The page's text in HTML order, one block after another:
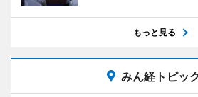
もっと見る
みん経トピッ